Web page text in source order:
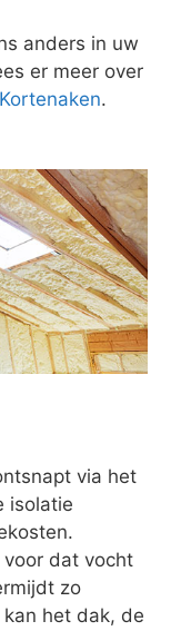
anders in uw
er meer over
.
via het
isolatie
voor dat vocht
zo
het dak, de